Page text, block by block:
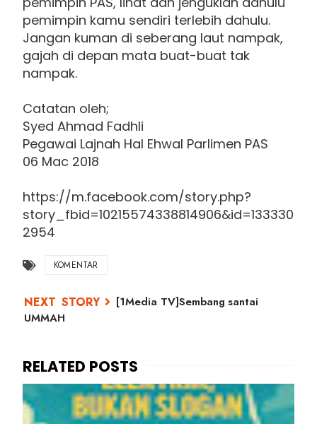
pemimpin kamu sendiri terlebih dahulu.
Jangan kuman di seberang laut nampak,
gajah di depan mata buat-buat tak
nampak.
Catatan oleh;
Syed Ahmad Fadhli
Pegawai Lajnah Hal Ehwal Parlimen PAS
06 Mac 2018
https://m.facebook.com/story.php?
story_fbid=10215574338814906&id=133330
2954
KOMENTAR
[1Media TV]Sembang santai
UMMAH